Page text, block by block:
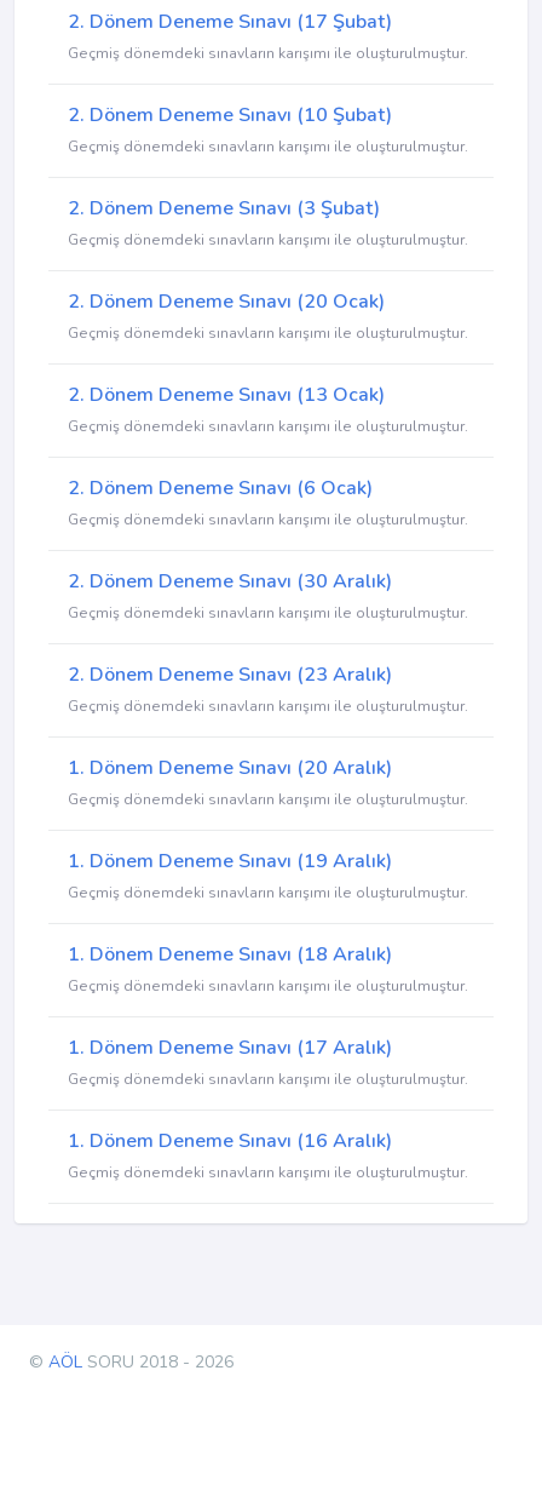
2. Dönem Deneme Sınavı (17 Şubat)
Geçmiş dönemdeki sınavların karışımı ile oluşturulmuştur.
2. Dönem Deneme Sınavı (10 Şubat)
Geçmiş dönemdeki sınavların karışımı ile oluşturulmuştur.
2. Dönem Deneme Sınavı (3 Şubat)
Geçmiş dönemdeki sınavların karışımı ile oluşturulmuştur.
2. Dönem Deneme Sınavı (20 Ocak)
Geçmiş dönemdeki sınavların karışımı ile oluşturulmuştur.
2. Dönem Deneme Sınavı (13 Ocak)
Geçmiş dönemdeki sınavların karışımı ile oluşturulmuştur.
2. Dönem Deneme Sınavı (6 Ocak)
Geçmiş dönemdeki sınavların karışımı ile oluşturulmuştur.
2. Dönem Deneme Sınavı (30 Aralık)
Geçmiş dönemdeki sınavların karışımı ile oluşturulmuştur.
2. Dönem Deneme Sınavı (23 Aralık)
Geçmiş dönemdeki sınavların karışımı ile oluşturulmuştur.
1. Dönem Deneme Sınavı (20 Aralık)
Geçmiş dönemdeki sınavların karışımı ile oluşturulmuştur.
1. Dönem Deneme Sınavı (19 Aralık)
Geçmiş dönemdeki sınavların karışımı ile oluşturulmuştur.
1. Dönem Deneme Sınavı (18 Aralık)
Geçmiş dönemdeki sınavların karışımı ile oluşturulmuştur.
1. Dönem Deneme Sınavı (17 Aralık)
Geçmiş dönemdeki sınavların karışımı ile oluşturulmuştur.
1. Dönem Deneme Sınavı (16 Aralık)
Geçmiş dönemdeki sınavların karışımı ile oluşturulmuştur.
© AÖL SORU 2018 - 2026